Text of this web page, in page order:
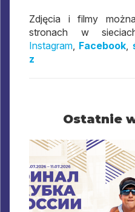
Zdjęcia i filmy
stronach w
Instagram Facebook
z
Ostatnie